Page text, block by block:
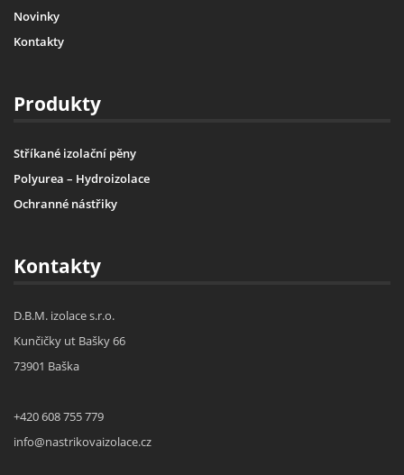
Novinky
Kontakty
Produkty
Stříkané izolační pěny
Polyurea – Hydroizolace
Ochranné nástřiky
Kontakty
D.B.M. izolace s.r.o.
Kunčičky ut Bašky 66
73901 Baška
+420 608 755 779
info@nastrikovaizolace.cz